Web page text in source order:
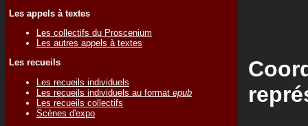
Les appels à textes
Les collectifs du Proscenium
Les autres appels à textes
Les recueils
Les recueils individuels
Les recueils individuels au format epub
Les recueils collectifs
Scènes d'expo